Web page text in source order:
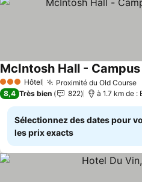
3 ÉtoilesHôtel Proximité du Old Course
McIntosh Hall -
8,4 Très bien 822 à 1.7 km de :
Sélectionnez des dates pour
les prix exacts